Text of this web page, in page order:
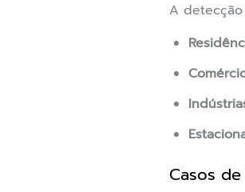
A
Casos de